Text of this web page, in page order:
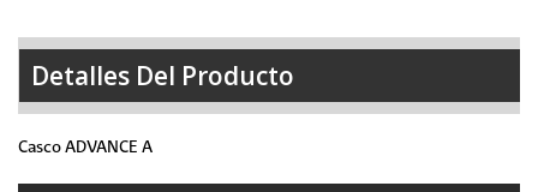
Detalles Del Producto
Casco ADVANCE A